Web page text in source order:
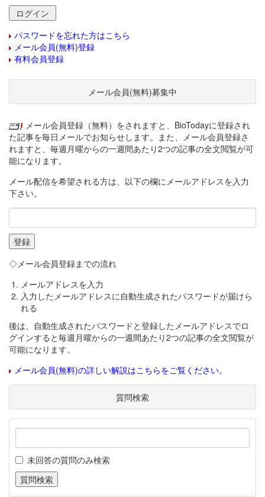
パスワードを忘れた方はこちら
メール会員(無料)登録
有料会員登録
メール会員(無料)募集中
メール会員登録（無料）をされますと、BioTodayに登録され
た記事を毎日メールでお知らせします。また、メール会員登録さ
れますと、毎週月曜からの一週間あたり2つの記事の全文閲覧が可
能になります。
メール配信を希望される方は、以下の欄にメールアドレスを入力
下さい。
◇メール会員登録までの流れ
メールアドレスを入力
入力したメールアドレスに自動生成されたパスワードが届けら
れる
後は、自動生成されたパスワードと登録したメールアドレスでロ
グインすると毎週月曜からの一週間あたり2つの記事の全文閲覧が
可能になります。
メール会員(無料)の詳しい解説はこちらをご覧ください。
質問検索
未回答の質問のみ検索